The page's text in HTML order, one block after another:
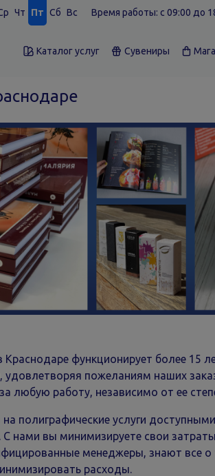
Чт Пт Сб Вс Время работы: c 09:00 до
Каталог услуг Сувениры
функционирует более 15
удовлетворяя пожеланиям наших
любую работу, независимо от ее
услуги доступными,
С нами вы минимизируете свои
менеджеры, знают все
расходы.